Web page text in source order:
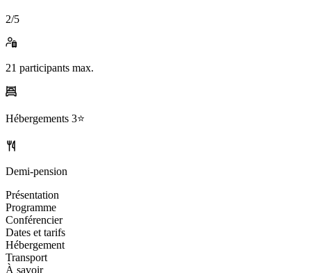
2/5
21 participants max.
Hébergements 3⭐️
Demi-pension
Présentation
Programme
Conférencier
Dates et tarifs
Hébergement
Transport
À savoir